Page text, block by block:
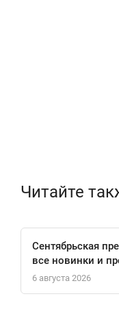
Читайте
Сентябрьская
все новинки и
6 августа 2026